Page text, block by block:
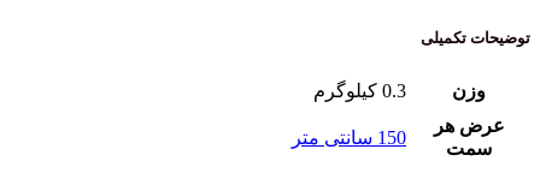
توضیحات تکمیلی
وزن
0.3 کیلوگرم
عرض هر
سمت
150 سانتی متر